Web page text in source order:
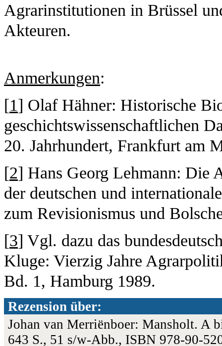
Agrarinstitutionen in Brüssel
Akteuren.
Anmerkungen:
[1] Olaf Hähner: Historische
geschichtswissenschaftlichen
20. Jahrhundert, Frankfurt am
[2] Hans Georg Lehmann: Die
der deutschen und
zum Revisionismus und
[3] Vgl. dazu das
Kluge: Vierzig Jahre
Bd. 1, Hamburg 1989.
Rezension über:
Johan van Merriënboer: Mansholt. A
643 S., 51 s/w-Abb., ISBN 978-90-